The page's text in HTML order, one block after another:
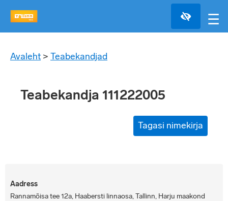
☰
Avaleht > Teabekandjad
Teabekandja 111222005
Tagasi nimekirja
Aadress
Rannamõisa tee 12a, Haabersti linnaosa, Tallinn, Harju maakond